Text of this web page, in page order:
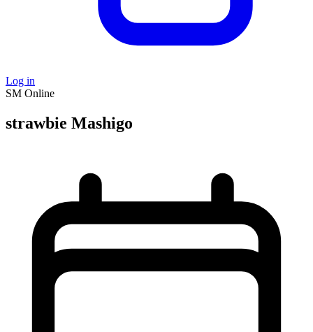
Log in
SM Online
strawbie Mashigo